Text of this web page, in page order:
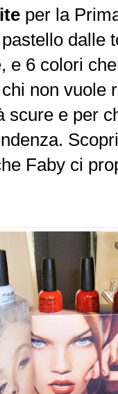
per la
dalle
e 6 colori
non vuole
scure e per
Faby ci